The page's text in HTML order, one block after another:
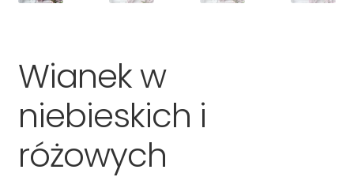
O nas
Kontakt
Wianek w
niebieskich i
różowych